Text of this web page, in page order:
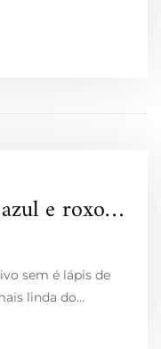
e roxo…
sem é lápis de
linda do…